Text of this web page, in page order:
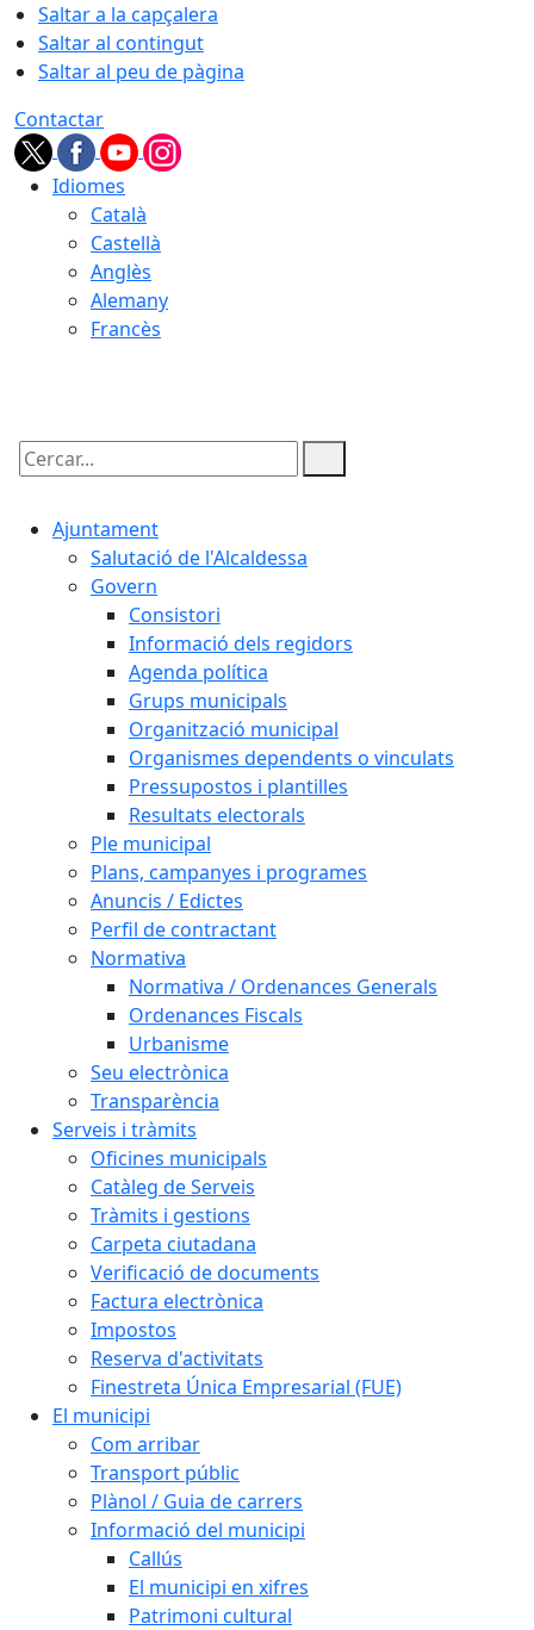
Saltar a la capçalera
Saltar al contingut
Saltar al peu de pàgina
Contactar
Idiomes
Català
Castellà
Anglès
Alemany
Francès
Cercar:
Ajuntament
Salutació de l'Alcaldessa
Govern
Consistori
Informació dels regidors
Agenda política
Grups municipals
Organització municipal
Organismes dependents o vinculats
Pressupostos i plantilles
Resultats electorals
Ple municipal
Plans, campanyes i programes
Anuncis / Edictes
Perfil de contractant
Normativa
Normativa / Ordenances Generals
Ordenances Fiscals
Urbanisme
Seu electrònica
Transparència
Serveis i tràmits
Oficines municipals
Catàleg de Serveis
Tràmits i gestions
Carpeta ciutadana
Verificació de documents
Factura electrònica
Impostos
Reserva d'activitats
Finestreta Única Empresarial (FUE)
El municipi
Com arribar
Transport públic
Plànol / Guia de carrers
Informació del municipi
Callús
El municipi en xifres
Patrimoni cultural